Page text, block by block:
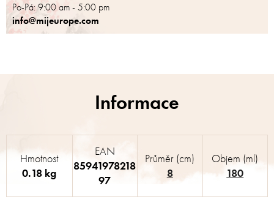
Po-Pá: 9:00 am - 5:00 pm
info@mijeurope.com
Hmotnost
0.18 kg
EAN
85941978218
97
Průměr (cm)
8
Objem (ml)
180